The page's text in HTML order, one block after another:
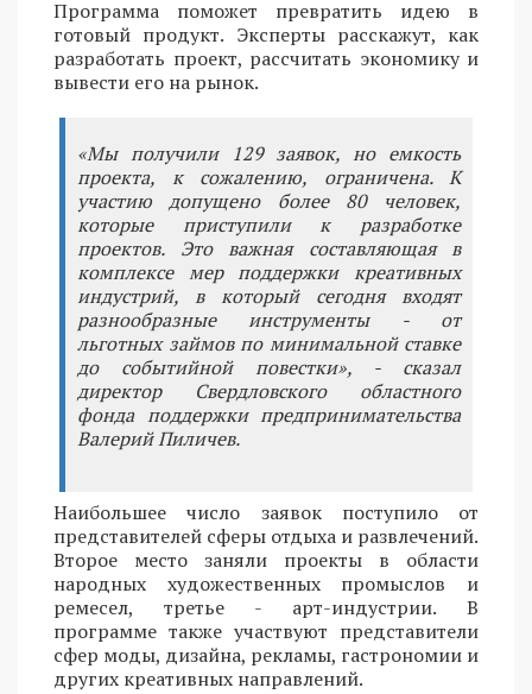
Программа поможет превратить идею в
готовый продукт. Эксперты расскажут, как
разработать проект, рассчитать экономику и
вывести его на рынок.
«Мы получили 129 заявок, но емкость
проекта, к сожалению, ограничена. К
участию допущено более 80 человек,
которые приступили к разработке
проектов. Это важная составляющая в
комплексе мер поддержки креативных
индустрий, в который сегодня входят
разнообразные инструменты - от
льготных займов по минимальной ставке
до событийной повестки», - сказал
директор Свердловского областного
фонда поддержки предпринимательства
Валерий Пиличев.
Наибольшее число заявок поступило от
представителей сферы отдыха и развлечений.
Второе место заняли проекты в области
народных художественных промыслов и
ремесел, третье - арт-индустрии. В
программе также участвуют представители
сфер моды, дизайна, рекламы, гастрономии и
других креативных направлений.